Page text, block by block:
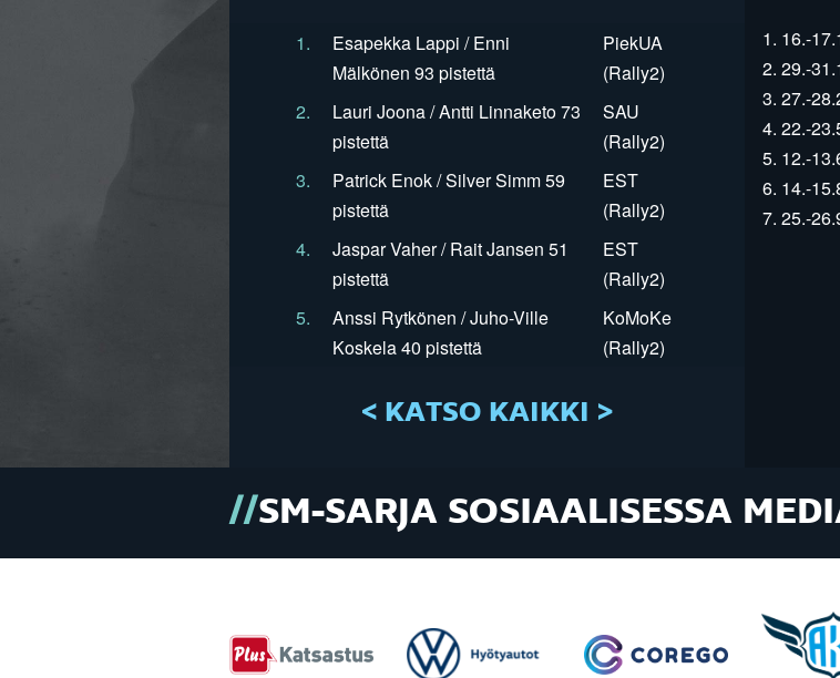
1.
Esapekka Lappi / Enni
Mälkönen 93 pistettä
PiekUA
(Rally2)
2.
Lauri Joona / Antti Linnaketo 73
pistettä
SAU
(Rally2)
3.
Patrick Enok / Silver Simm 59
pistettä
EST
(Rally2)
4.
Jaspar Vaher / Rait Jansen 51
pistettä
EST
(Rally2)
5.
Anssi Rytkönen / Juho-Ville
Koskela 40 pistettä
KoMoKe
(Rally2)
< KATSO KAIKKI >
1. 16.-
2. 29.-
3. 27.-
4. 22.-
5. 12.-
6. 14.-
7. 25.-
SM-SARJA SOSIAALISESSA